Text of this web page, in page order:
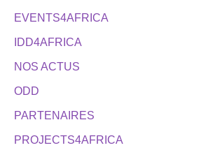
EVENTS4AFRICA
IDD4AFRICA
NOS ACTUS
ODD
PARTENAIRES
PROJECTS4AFRICA